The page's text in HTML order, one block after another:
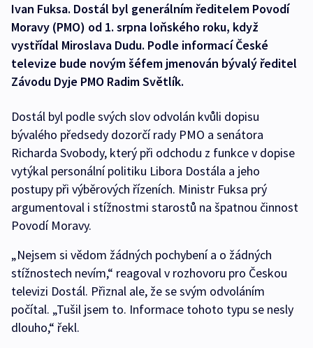
Ivan Fuksa. Dostál byl generálním ředitelem Povodí
Moravy (PMO) od 1. srpna loňského roku, když
vystřídal Miroslava Dudu. Podle informací České
televize bude novým šéfem jmenován bývalý ředitel
Závodu Dyje PMO Radim Světlík.
Dostál byl podle svých slov odvolán kvůli dopisu
bývalého předsedy dozorčí rady PMO a senátora
Richarda Svobody, který při odchodu z funkce v dopise
vytýkal personální politiku Libora Dostála a jeho
postupy při výběrových řízeních. Ministr Fuksa prý
argumentoval i stížnostmi starostů na špatnou činnost
Povodí Moravy.
„Nejsem si vědom žádných pochybení a o žádných
stížnostech nevím,“ reagoval v rozhovoru pro Českou
televizi Dostál. Přiznal ale, že se svým odvoláním
počítal. „Tušil jsem to. Informace tohoto typu se nesly
dlouho,“ řekl.